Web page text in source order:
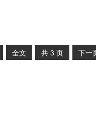
全文 共 3 页 下一